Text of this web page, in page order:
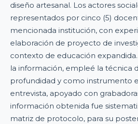
diseño artesanal. Los actores
representados por cinco (5)
mencionada institución, con
elaboración de proyecto de
contexto de educación
la información, empleé la técnica
profundidad y como instrumento
entrevista, apoyado con
información obtenida fue
matriz de protocolo, para su